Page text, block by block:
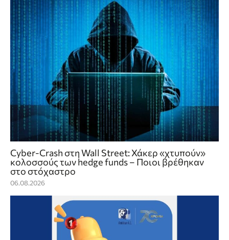
Cyber-Crash στη Wall Street: Χάκερ «χτυπούν»
κολοσσούς των hedge funds – Ποιοι βρέθηκαν
στο στόχαστρο
06.08.2026